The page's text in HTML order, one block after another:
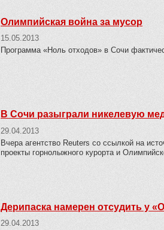
Олимпийская война за мусор
15.05.2013
Программа «Ноль отходов» в Сочи
В Сочи разыграли никелевую
29.04.2013
Вчера агентство Reuters со ссылкой на
проекты горнолыжного курорта и
Дерипаска намерен отсудить у
29.04.2013